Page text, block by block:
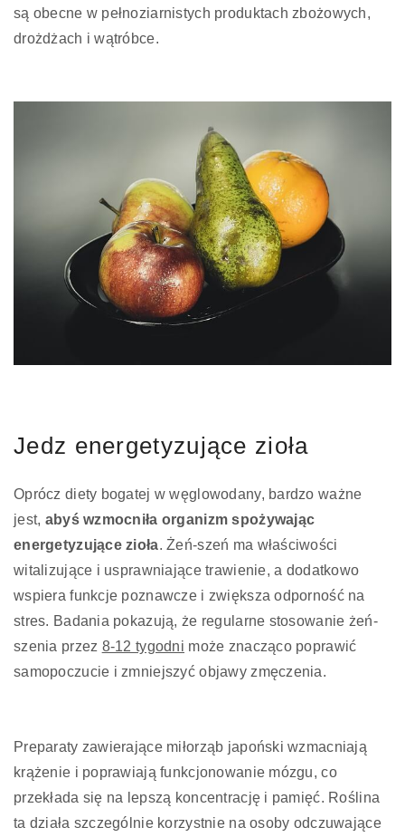
są obecne w pełnoziarnistych produktach zbożowych,
drożdżach i wątróbce.
Jedz energetyzujące zioła
Oprócz diety bogatej w węglowodany, bardzo ważne
jest, abyś wzmocniła organizm spożywając
energetyzujące zioła. Żeń-szeń ma właściwości
witalizujące i usprawniające trawienie, a dodatkowo
wspiera funkcje poznawcze i zwiększa odporność na
stres. Badania pokazują, że regularne stosowanie żeń-
szenia przez 8-12 tygodni może znacząco poprawić
samopoczucie i zmniejszyć objawy zmęczenia.
Preparaty zawierające miłorząb japoński wzmacniają
krążenie i poprawiają funkcjonowanie mózgu, co
przekłada się na lepszą koncentrację i pamięć. Roślina
ta działa szczególnie korzystnie na osoby odczuwające